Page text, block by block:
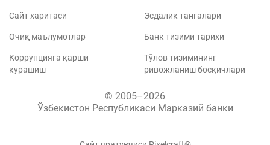
Сайт харитаси
Очиқ маълумотлар
Коррупцияга қарши
курашиш
Эсдалик тангалари
Банк тизими тарихи
Тўлов тизимининг
ривожланиш босқичлари
© 2005–2026
Ўзбекистон Республикаси Марказий банки